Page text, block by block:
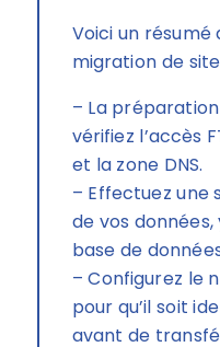
Voici un résumé
migration de
– La
vérifiez l’accès
et la zone DNS.
– Effectuez une
de vos
base de
– Configurez le
pour qu’il soit
avant de